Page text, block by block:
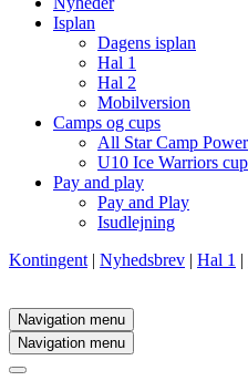
Isplan
Dagens isplan
Hal 1
Hal 2
Mobilversion
Camps og cups
All Star Camp
U10 Ice Warriors
Pay and play
Pay and Play
Isudlejning
Kontingent | Nyhedsbrev | Hal 1 |
Navigation menu
Navigation menu